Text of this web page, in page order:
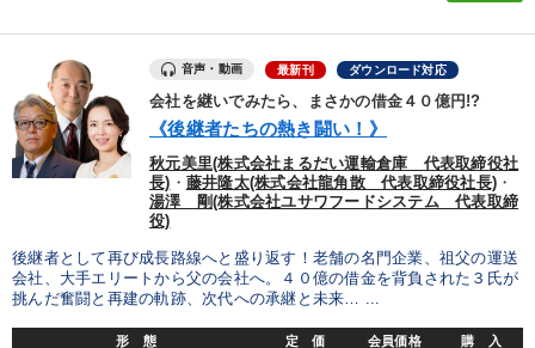
音声・動画 最新刊 ダウンロード対応
会社を継いでみたら、まさかの借金４０億円!?
《後継者たちの熱き闘い！》
秋元美里(株式会社まるだい運輸倉庫 代表取締役社
長) ・ 藤井隆太(株式会社龍角散 代表取締役社長) ・
湯澤 剛(株式会社ユサワフードシステム 代表取締
役)
後継者として再び成長路線へと盛り返す！老舗の名門企業、祖父の運送
会社、大手エリートから父の会社へ。４０億の借金を背負された３氏が
挑んだ奮闘と再建の軌跡、次代への承継と未来… ...
形 態 定 価 会員価格 購 入